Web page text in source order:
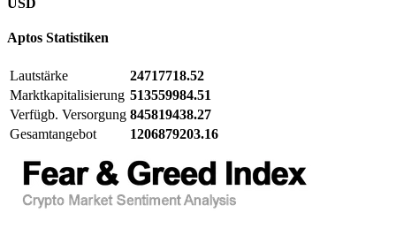
USD
Aptos Statistiken
Lautstärke
24717718.52
Marktkapitalisierung 513559984.51
Verfügb. Versorgung 845819438.27
Gesamtangebot
1206879203.16